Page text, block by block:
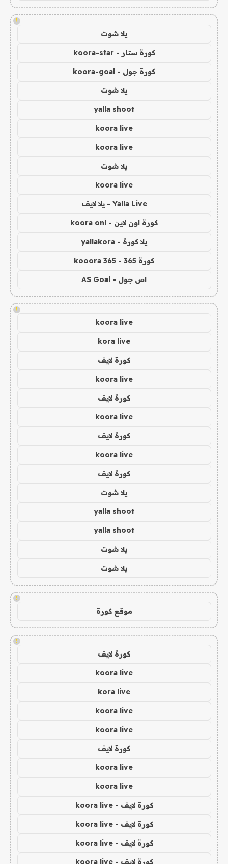
!
يلا شوت
كورة ستار - koora-star
كورة جول - koora-goal
يلا شوت
yalla shoot
koora live
koora live
يلا شوت
koora live
Yalla Live - يلا لايف
كورة اون لاين - koora onl
يلا كورة - yallakora
كورة 365 - kooora 365
اس جول - AS Goal
!
koora live
kora live
كورة لايف
koora live
كورة لايف
koora live
كورة لايف
koora live
كورة لايف
يلا شوت
yalla shoot
yalla shoot
يلا شوت
يلا شوت
!
موقع كورة
!
كورة لايف
koora live
kora live
koora live
koora live
كورة لايف
koora live
koora live
كورة لايف - koora live
كورة لايف - koora live
كورة لايف - koora live
كورة لايف - koora live